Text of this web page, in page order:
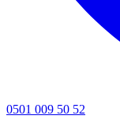
0501 009 50 52